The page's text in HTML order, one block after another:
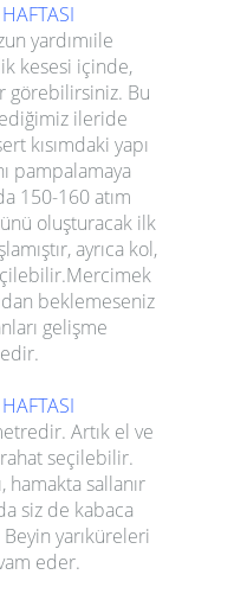
yardımıile
kesesi içinde,
görebilirsiniz. Bu
ileride
kısımdaki yapı
pampalamaya
150-160 atım
oluşturacak ilk
ayrıca kol,
beklemeseniz
gelişme
Artık el ve
rahat seçilebilir.
hamakta sallanır
siz de kabaca
yarıküreleri
eder.